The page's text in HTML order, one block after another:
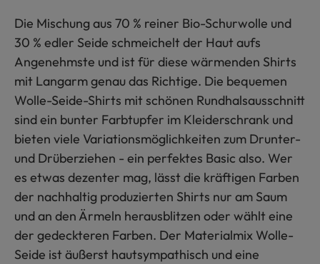
Die Mischung aus 70 % reiner Bio-Schurwolle und
30 % edler Seide schmeichelt der Haut aufs
Angenehmste und ist für diese wärmenden Shirts
mit Langarm genau das Richtige. Die bequemen
Wolle-Seide-Shirts mit schönen Rundhalsausschnitt
sind ein bunter Farbtupfer im Kleiderschrank und
bieten viele Variationsmöglichkeiten zum Drunter-
und Drüberziehen - ein perfektes Basic also. Wer
es etwas dezenter mag, lässt die kräftigen Farben
der nachhaltig produzierten Shirts nur am Saum
und an den Ärmeln herausblitzen oder wählt eine
der gedeckteren Farben. Der Materialmix Wolle-
Seide ist äußerst hautsympathisch und eine